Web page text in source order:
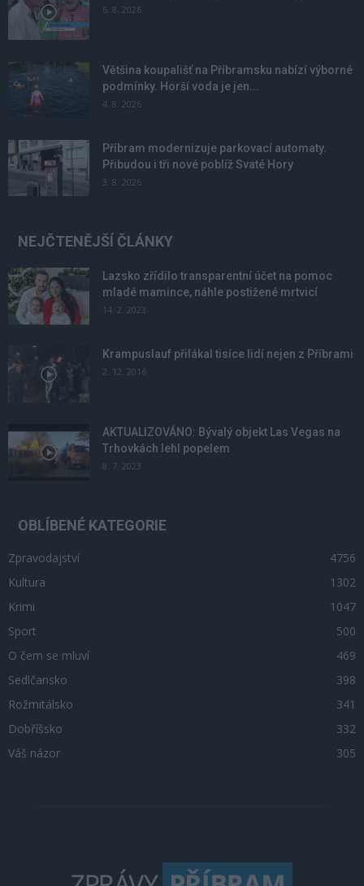
6. 8. 2026
Většina koupališť na Příbramsku nabízí výborné
podmínky. Horší voda je jen...
4. 8. 2026
Příbram modernizuje parkovací automaty.
Přibudou i tři nové poblíž Svaté Hory
3. 8. 2026
NEJČTENĚJŠÍ ČLÁNKY
Lazsko zřídilo transparentní účet na pomoc
mladé mamince, náhle postižené mrtvicí
14. 2. 2023
Krampuslauf přilákal tisíce lidí nejen z Příbrami
2. 12. 2016
AKTUALIZOVÁNO: Bývalý objekt Las Vegas na
Trhovkách lehl popelem
8. 7. 2023
OBLÍBENÉ KATEGORIE
Zpravodajství
4756
Kultura
1302
Krimi
1047
Sport
500
O čem se mluví
469
Sedlčansko
398
Rožmitálsko
341
Dobříšsko
332
Váš názor
305